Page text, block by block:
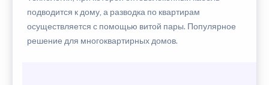
подводится к дому, а разводка по квартирам
осуществляется с помощью витой пары. Популярное
решение для многоквартирных домов.